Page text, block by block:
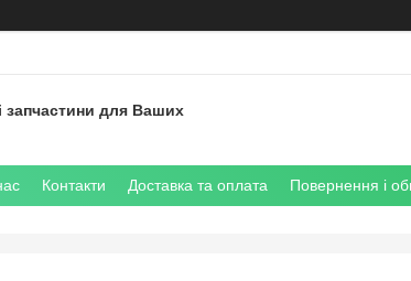
запчастини для Ваших
Контакти Доставка та оплата Повернення і